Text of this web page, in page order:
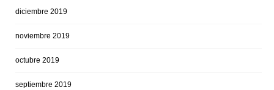
diciembre 2019
noviembre 2019
octubre 2019
septiembre 2019